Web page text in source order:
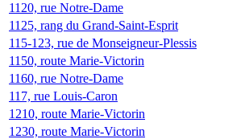
1120, rue Notre-Dame
1125, rang du Grand-Saint-Esprit
115-123, rue de Monseigneur-Plessis
1150, route Marie-Victorin
1160, rue Notre-Dame
117, rue Louis-Caron
1210, route Marie-Victorin
1230, route Marie-Victorin